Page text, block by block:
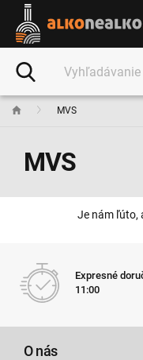
MVS
MVS
Je nám ľúto,
Expresné
11:00
O nás